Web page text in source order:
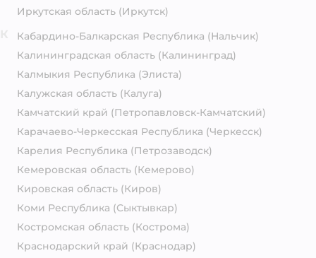
Иркутская область (Иркутск)
Кабардино-Балкарская Республика (Нальчик)
Калининградская область (Калининград)
Калмыкия Республика (Элиста)
Калужская область (Калуга)
Камчатский край (Петропавловск-Камчатский)
Карачаево-Черкесская Республика (Черкесск)
Карелия Республика (Петрозаводск)
Кемеровская область (Кемерово)
Кировская область (Киров)
Коми Республика (Сыктывкар)
Костромская область (Кострома)
Краснодарский край (Краснодар)